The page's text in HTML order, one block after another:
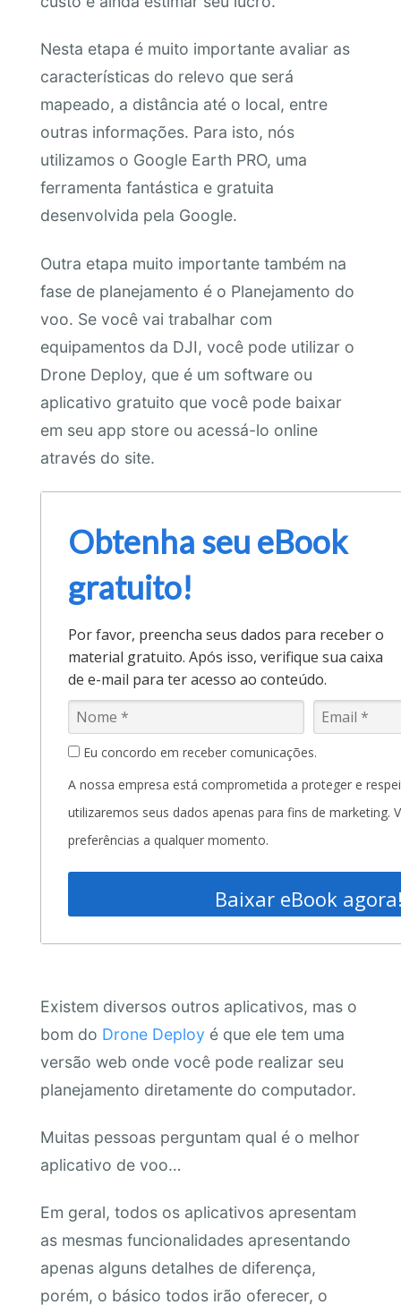
Nesta etapa é muito importante avaliar as
características do relevo que será
mapeado, a distância até o local, entre
outras informações. Para isto, nós
utilizamos o Google Earth PRO, uma
ferramenta fantástica e gratuita
desenvolvida pela Google.
Outra etapa muito importante também na
fase de planejamento é o Planejamento do
voo. Se você vai trabalhar com
equipamentos da DJI, você pode utilizar o
Drone Deploy, que é um software ou
aplicativo gratuito que você pode baixar
em seu app store ou acessá-lo online
através do site.
Obtenha seu eBook
gratuito!
Por favor, preencha seus dados para receber o
material gratuito. Após isso, verifique sua caixa
de e-mail para ter acesso ao conteúdo.
Eu concordo em receber comunicações.
A nossa empresa está comprometida a proteger e
utilizaremos seus dados apenas para fins de marketing.
preferências a qualquer momento.
Baixar eBook
Existem diversos outros aplicativos, mas o
bom do Drone Deploy é que ele tem uma
versão web onde você pode realizar seu
planejamento diretamente do computador.
Muitas pessoas perguntam qual é o melhor
aplicativo de voo…
Em geral, todos os aplicativos apresentam
as mesmas funcionalidades apresentando
apenas alguns detalhes de diferença,
porém, o básico todos irão oferecer, o